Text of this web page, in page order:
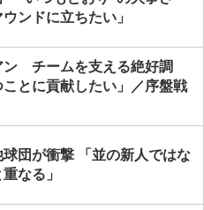
ウンドに立ちたい」
ン チームを支える絶好調
ことに貢献したい」／序盤戦
団が衝撃 「並の新人ではな
重なる」